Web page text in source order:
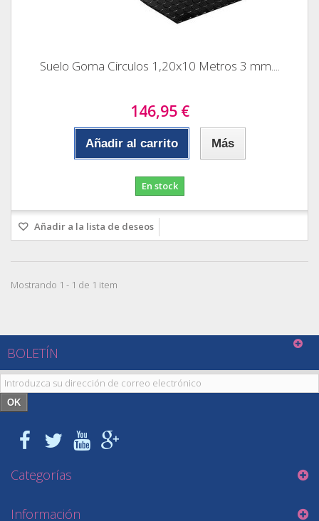
Suelo Goma Circulos 1,20x10 Metros 3 mm....
146,95 €
Añadir al carrito Más
En stock
Añadir a la lista de deseos
Mostrando 1 - 1 de 1 item
BOLETÍN
OK
Categorías
Información